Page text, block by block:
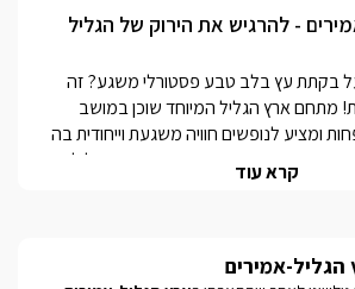
- להרגיש את הירוק של הגליל
קרא עוד
אמירים